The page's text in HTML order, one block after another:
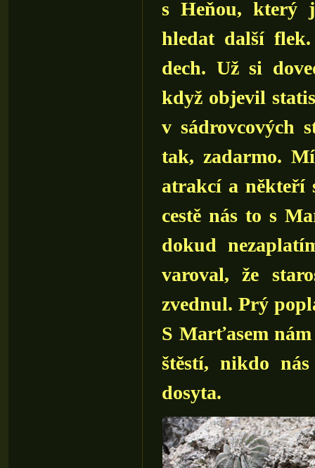
s Heňou, který
hledat další
dech. Už si
když objevil
v sádrovcových
tak, zadarmo.
atrakcí a někteří
cestě nás to s
dokud
varoval, že
zvednul. Prý
S Marťasem
štěstí, nikdo
dosyta.